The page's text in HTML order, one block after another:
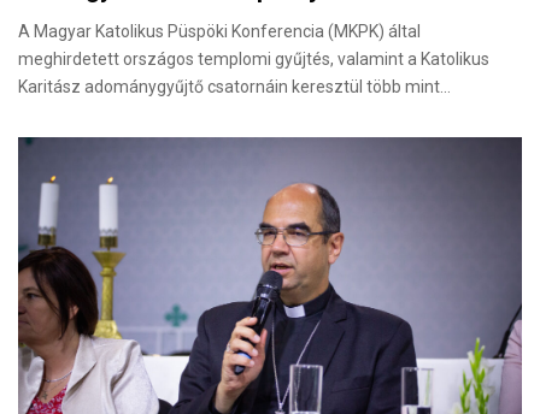
A Magyar Katolikus Püspöki Konferencia (MKPK) által
meghirdetett országos templomi gyűjtés, valamint a Katolikus
Karitász adománygyűjtő csatornáin keresztül több mint…